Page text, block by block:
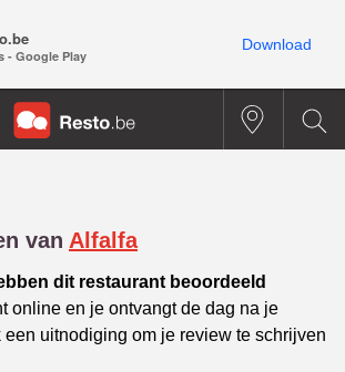
van Alfalfa
dit restaurant beoordeeld
online en je ontvangt de dag na je
een uitnodiging om je review te schrijven
- Google Play
Download